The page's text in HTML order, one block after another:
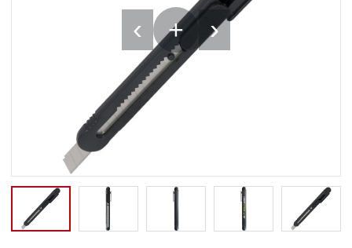
‹ + ›